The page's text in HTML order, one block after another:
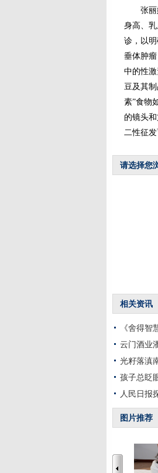
张丽娜
身高、
诊，以
垂体肿
中的性
豆及其
素”食物
的镜头
二性征
请选择您
相关资讯
《舍得
云门酒业
光籽落滇
孩子总眨
人民日报
图片推荐